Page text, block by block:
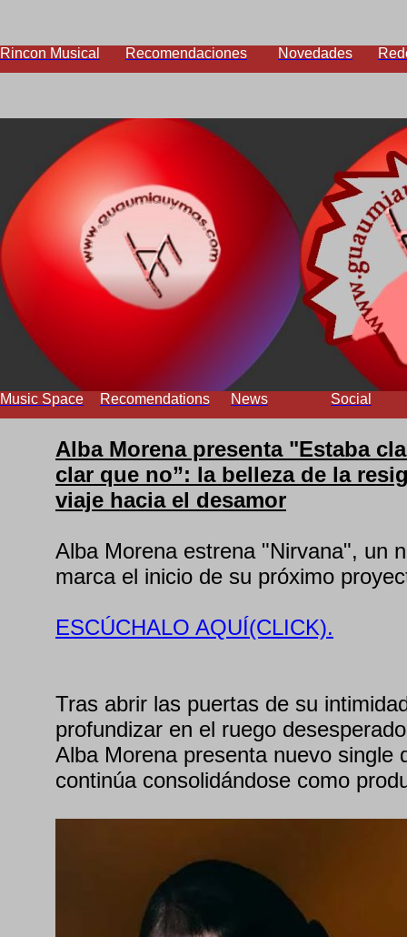
Rincon Musical Recomendaciones Novedades
Music Space Recomendations News Social
Alba Morena presenta "Estaba
clar que no”: la belleza de la
viaje hacia el desamor
Alba Morena estrena "Nirvana", un
marca el inicio de su próximo
ESCÚCHALO AQUÍ(CLICK).
Tras abrir las puertas de su
profundizar en el ruego
Alba Morena presenta nuevo single
continúa consolidándose como